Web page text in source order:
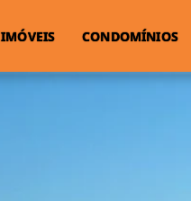
IMÓVEIS CONDOMÍNIOS